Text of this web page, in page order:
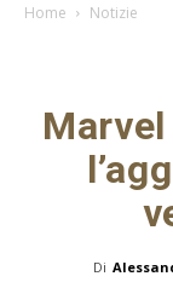
Home Notizie
Di